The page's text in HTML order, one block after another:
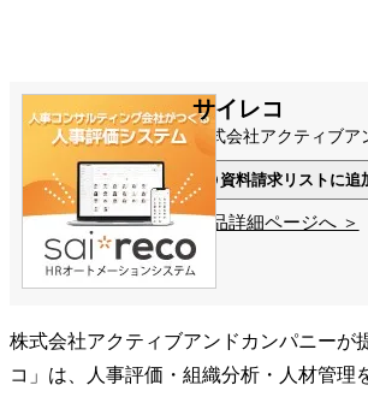
サイレコ
株式会社アクティブ
資料請求リストに追
製品詳細ページへ ＞
株式会社アクティブアンドカンパニーが
コ」は、人事評価・組織分析・人材管理